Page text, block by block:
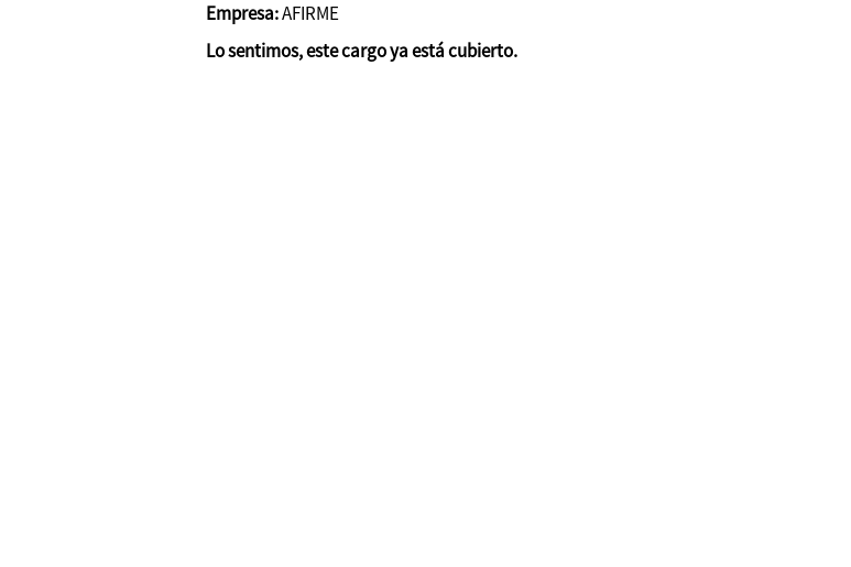
Empresa:AFIRME
Lo sentimos, este cargo ya está cubierto.